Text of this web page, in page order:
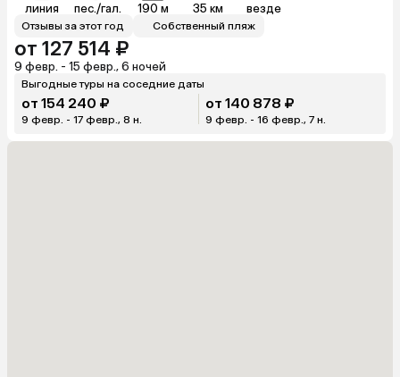
линия пес./гал. 190 м 35 км везде
Отзывы за этот год Собственный пляж
от 127 514 ₽
9 февр. - 15 февр., 6 ночей
Выгодные туры на соседние даты
от 154 240 ₽
9 февр. - 17 февр., 8 н.
от 140 878 ₽
9 февр. - 16 февр., 7 н.